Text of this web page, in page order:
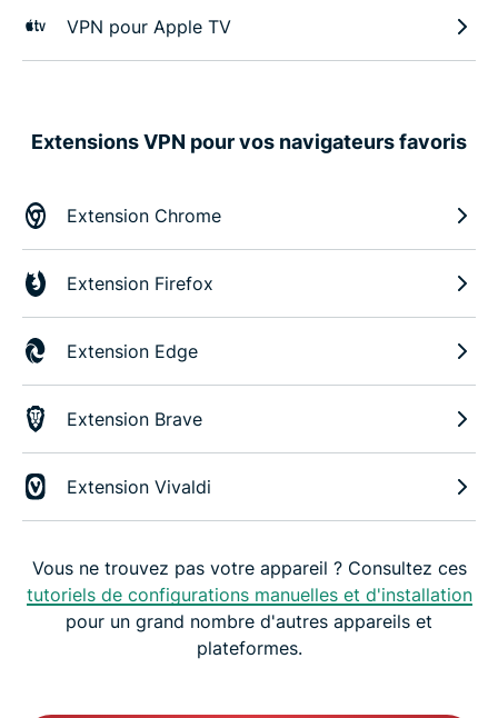
VPN pour Apple TV
Extensions VPN pour vos navigateurs favoris
Extension Chrome
Extension Firefox
Extension Edge
Extension Brave
Extension Vivaldi
Vous ne trouvez pas votre appareil ? Consultez ces
tutoriels de configurations manuelles et d'installation
pour un grand nombre d'autres appareils et
plateformes.